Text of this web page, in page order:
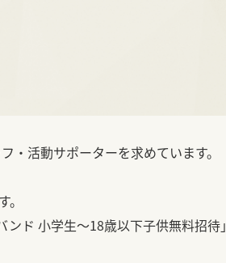
・活動サポーターを求めています。
ド 小学生～18歳以下子供無料招待」